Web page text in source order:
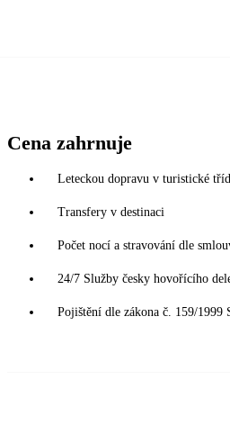
Cena zahrnuje
Leteckou dopravu v turistické
Transfery v destinaci
Počet nocí a stravování dle
24/7 Služby česky hovořícího
Pojištění dle zákona č. 159/1999